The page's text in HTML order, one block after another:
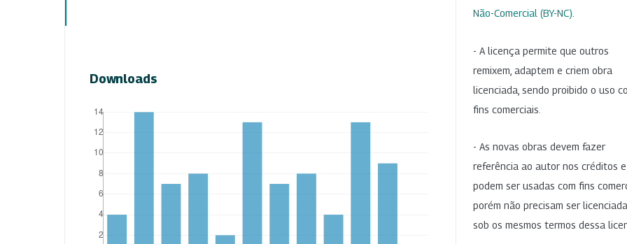
Downloads
Não-Comercial (BY-NC)
- A licença permite que outros
remixem, adaptem e criem obra
licenciada, sendo proibido o uso
fins comerciais.
- As novas obras devem fazer
referência ao autor nos créditos
podem ser usadas com fins
porém não precisam ser
sob os mesmos termos dessa